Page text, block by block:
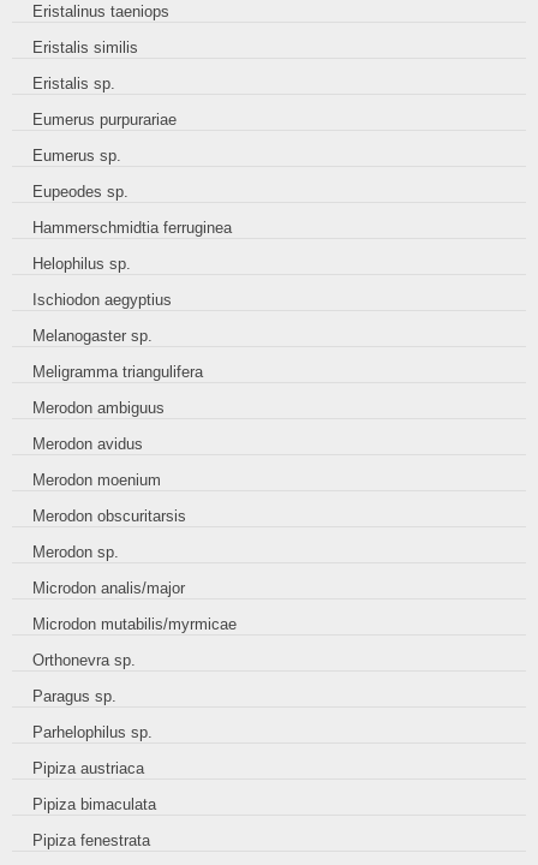
Eristalinus taeniops
Eristalis similis
Eristalis sp.
Eumerus purpurariae
Eumerus sp.
Eupeodes sp.
Hammerschmidtia ferruginea
Helophilus sp.
Ischiodon aegyptius
Melanogaster sp.
Meligramma triangulifera
Merodon ambiguus
Merodon avidus
Merodon moenium
Merodon obscuritarsis
Merodon sp.
Microdon analis/major
Microdon mutabilis/myrmicae
Orthonevra sp.
Paragus sp.
Parhelophilus sp.
Pipiza austriaca
Pipiza bimaculata
Pipiza fenestrata